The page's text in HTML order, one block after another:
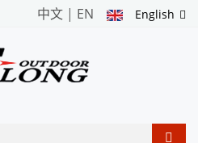
English
中文 | EN